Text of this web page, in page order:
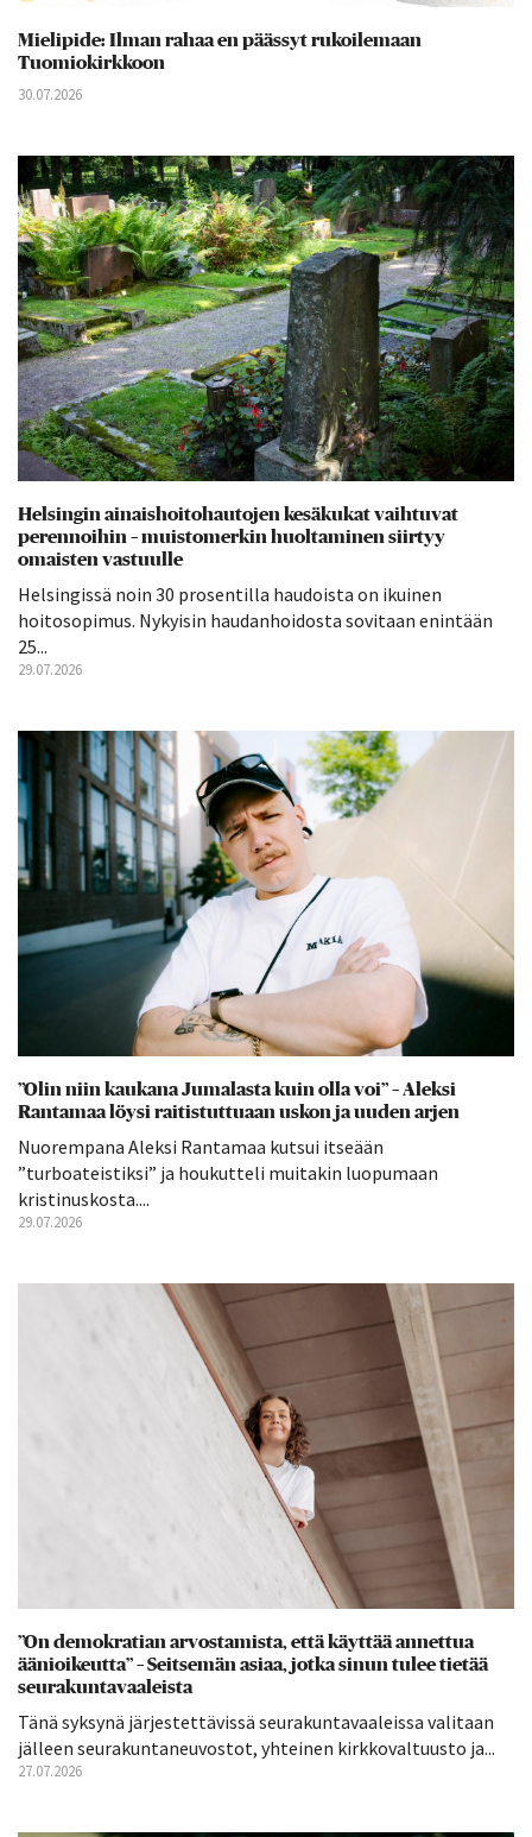
Mielipide: Ilman rahaa en päässyt rukoilemaan
Tuomiokirkkoon
30.07.2026
Helsingin ainaishoitohautojen kesäkukat vaihtuvat
perennoihin – muistomerkin huoltaminen siirtyy
omaisten vastuulle
Helsingissä noin 30 prosentilla haudoista on ikuinen
hoitosopimus. Nykyisin haudanhoidosta sovitaan enintään
25...
29.07.2026
”Olin niin kaukana Jumalasta kuin olla voi” – Aleksi
Rantamaa löysi raitistuttuaan uskon ja uuden arjen
Nuorempana Aleksi Rantamaa kutsui itseään
”turboateistiksi” ja houkutteli muitakin luopumaan
kristinuskosta....
29.07.2026
”On demokratian arvostamista, että käyttää annettua
äänioikeutta” – Seitsemän asiaa, jotka sinun tulee tietää
seurakuntavaaleista
Tänä syksynä järjestettävissä seurakuntavaaleissa valitaan
jälleen seurakuntaneuvostot, yhteinen kirkkovaltuusto ja...
27.07.2026